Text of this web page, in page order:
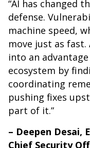
“AI has changed
defense.
machine speed,
move just as
into an
ecosystem by
coordinating
pushing fixes
part of it.”
– Deepen Desai,
Chief Security